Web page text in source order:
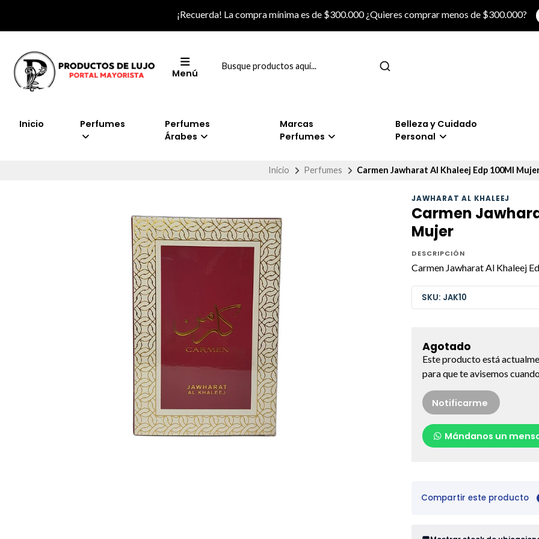
¡Recuerda! La compra mínima es de $300.000 ¿Quieres comprar menos de $300.000?
Menú
Inicio Perfumes
Perfumes
Árabes
Marcas
Perfumes
Belleza y Cuidado
Personal
Inicio Perfumes Carmen Jawharat Al Khaleej Edp 100Ml
JAWHARAT AL KHALEEJ
Carmen
Mujer
DESCRIPCIÓN
Carmen Jawharat Al Khaleej
SKU: JAK10
Agotado
Este producto está
para que te avisemos
Notificarme
Mándanos un
Compartir este producto